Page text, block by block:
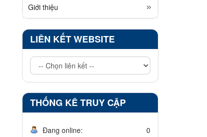
Giới thiệu
LIÊN KẾT WEBSITE
THỐNG KÊ TRUY CẬP
Đang online: 0